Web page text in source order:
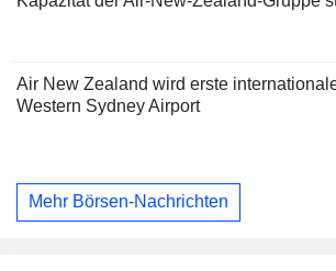
Air New Zealand wird erste
Western Sydney Airport
Mehr Börsen-Nachrichten